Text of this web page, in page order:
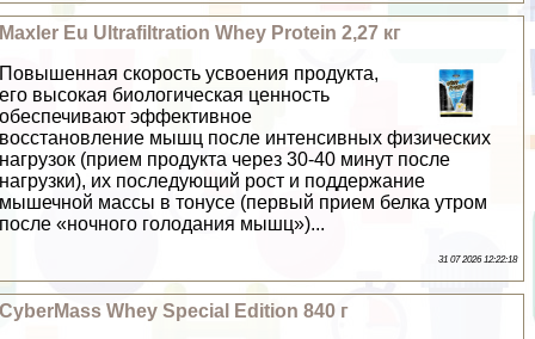
Maxler Eu Ultrafiltration Whey Protein 2,27 кг
Повышенная скорость усвоения продукта,
его высокая биологическая ценность
обеспечивают эффективное
восстановление мышц после интенсивных физических
нагрузок (прием продукта через 30-40 минут после
нагрузки), их последующий рост и поддержание
мышечной массы в тонусе (первый прием белка утром
после «ночного голодания мышц»)...
31 07 2026 12:22:18
CyberMass Whey Special Edition 840 г